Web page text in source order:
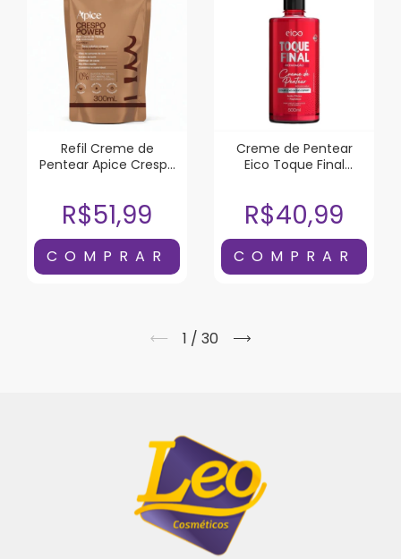
Refil Creme de
Pentear Apice Crespo
R$51,99
Creme de Pentear
Eico Toque Final
R$40,99
1 / 30